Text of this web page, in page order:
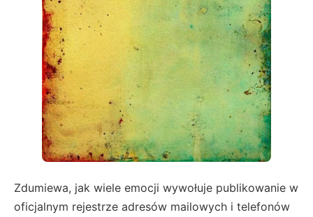
Zdumiewa, jak wiele emocji wywołuje publikowanie w
oficjalnym rejestrze adresów mailowych i telefonów